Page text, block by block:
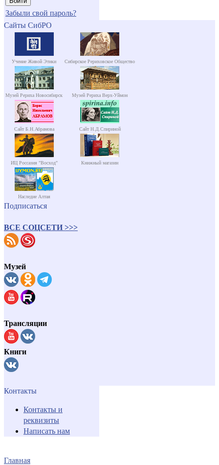
Забыли свой пароль?
Сайты СибРО
Учение Живой Этики Сибирское Рериховское Общество
Музей Рериха Новосибирск Музей Рериха Верх-Уймон
Сайт Б.Н.Абрамова Сайт Н.Д.Спириной
ИЦ Россазия "Восход" Книжный магазин
Наследие Алтая
Подписаться
ВСЕ СОЦСЕТИ >>>
Музей
Трансляции
Книги
Контакты
Контакты и
реквизиты
Написать нам
Главная